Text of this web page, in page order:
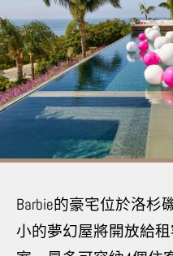
Barbie的豪宅位於洛杉
小的夢幻屋將開放給